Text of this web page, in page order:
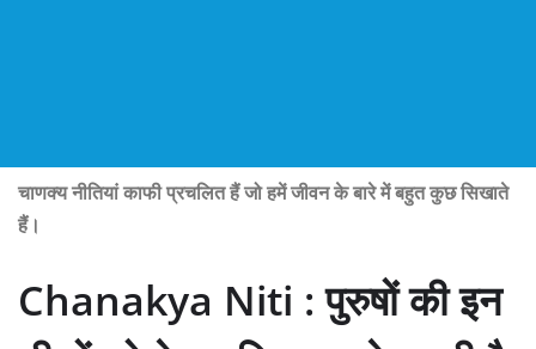
चाणक्य नीतियां काफी प्रचलित हैं जो हमें जीवन के बारे में बहुत कुछ सिखाते
हैं।
Chanakya Niti : पुरुषों की इन